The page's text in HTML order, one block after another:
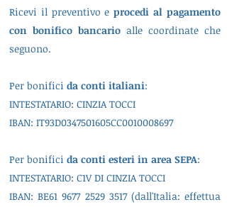
Ricevi il preventivo eprocedi al pagamento
con bonifico bancario alle coordinate che
seguono.
Per bonifici da conti italiani:
INTESTATARIO: CINZIA TOCCI
IBAN: IT93D0347501605CC0010008697
Per bonifici da conti esteri in area SEPA:
INTESTATARIO: C1V DI CINZIA TOCCI
IBAN: BE61 9677 2529 3517 (dall'Italia: effettua